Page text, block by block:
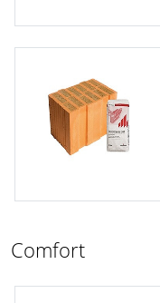
Comfort